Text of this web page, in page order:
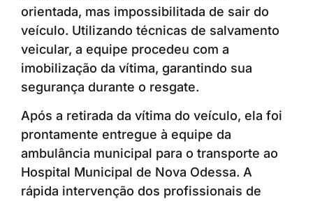
orientada, mas impossibilitada de sair do
veículo. Utilizando técnicas de salvamento
veicular, a equipe procedeu com a
imobilização da vítima, garantindo sua
segurança durante o resgate.
Após a retirada da vítima do veículo, ela foi
prontamente entregue à equipe da
ambulância municipal para o transporte ao
Hospital Municipal de Nova Odessa. A
rápida intervenção dos profissionais de